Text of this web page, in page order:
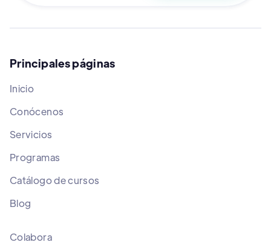
Principales páginas
Inicio
Conócenos
Servicios
Programas
Catálogo de cursos
Blog
Colabora